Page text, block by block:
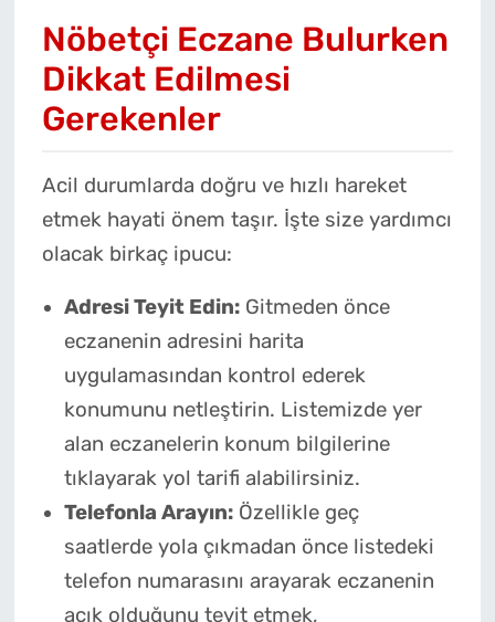
Nöbetçi Eczane Bulurken
Dikkat Edilmesi
Gerekenler
Acil durumlarda doğru ve hızlı hareket
etmek hayati önem taşır. İşte size yardımcı
olacak birkaç ipucu:
Adresi Teyit Edin: Gitmeden önce
eczanenin adresini harita
uygulamasından kontrol ederek
konumunu netleştirin. Listemizde yer
alan eczanelerin konum bilgilerine
tıklayarak yol tarifi alabilirsiniz.
Telefonla Arayın: Özellikle geç
saatlerde yola çıkmadan önce listedeki
telefon numarasını arayarak eczanenin
açık olduğunu teyit etmek,